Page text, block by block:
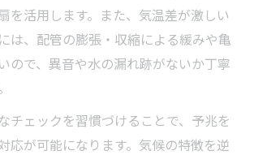
を活用します。また、気温差が激しい
は、配管の膨張・収縮による緩みや亀
ので、異音や水の漏れ跡がないか丁寧
チェックを習慣づけることで、予兆を
応が可能になります。気候の特徴を逆